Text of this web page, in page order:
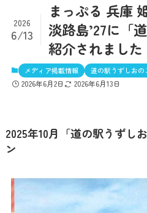
まっぷる 兵庫
淡路島’27に「
紹介されました
2026
6/13
メディア掲載情報 道の駅うずしおの
2026年6月2日 2026年6月13日
2025年10月「道の駅うずし
ン